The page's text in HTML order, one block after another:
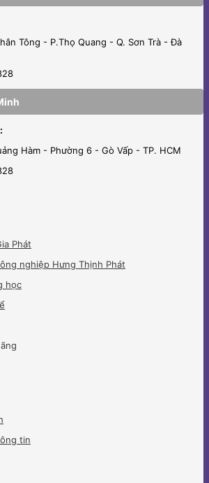
Tông - P.Thọ Quang - Q. Sơn Trà - Đà
Hàm - Phường 6 - Gò Vấp - TP. HCM
Phát
nghiệp Hưng Thịnh Phát
học
tin